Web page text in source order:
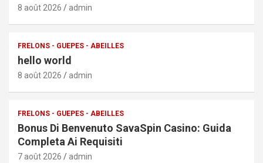
8 août 2026 admin
FRELONS - GUEPES - ABEILLES
hello world
8 août 2026 admin
FRELONS - GUEPES - ABEILLES
Bonus Di Benvenuto SavaSpin Casino: Guida
Completa Ai Requisiti
7 août 2026 admin